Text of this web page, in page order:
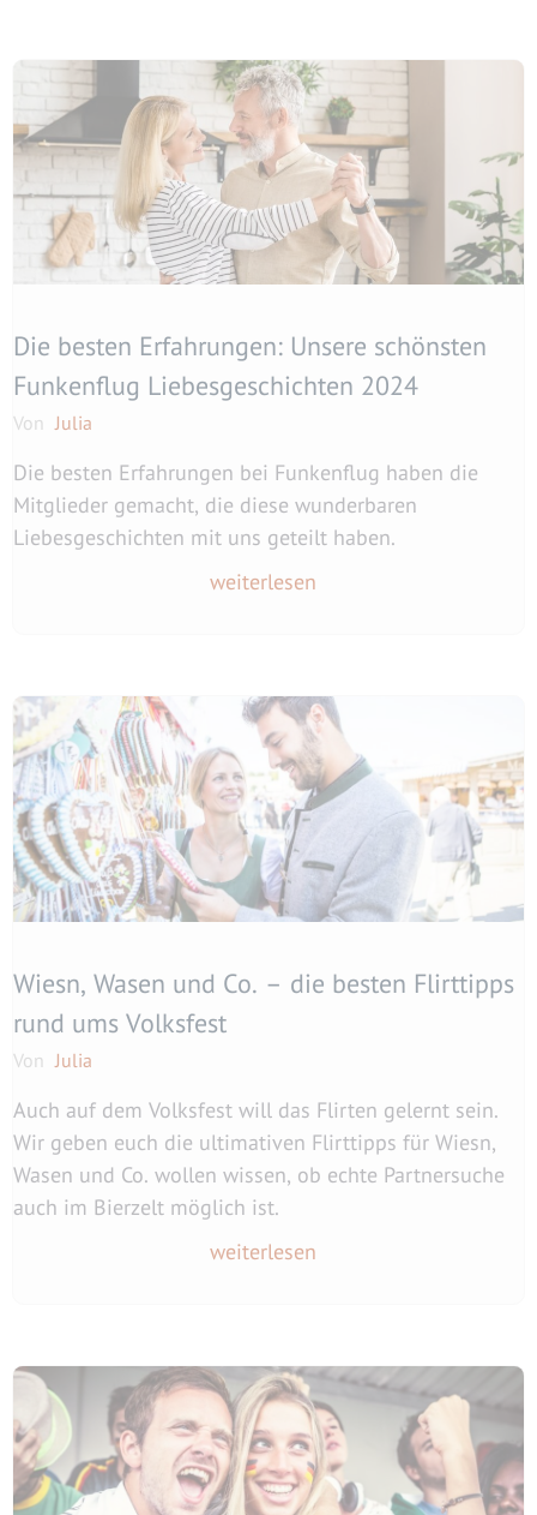
Die besten Erfahrungen: Unsere schönsten
Funkenflug Liebesgeschichten 2024
Von Julia
Die besten Erfahrungen bei Funkenflug haben die
Mitglieder gemacht, die diese wunderbaren
Liebesgeschichten mit uns geteilt haben.
weiterlesen
Wiesn, Wasen und Co. – die besten Flirttipps
rund ums Volksfest
Von Julia
Auch auf dem Volksfest will das Flirten gelernt sein.
Wir geben euch die ultimativen Flirttipps für Wiesn,
Wasen und Co. wollen wissen, ob echte Partnersuche
auch im Bierzelt möglich ist.
weiterlesen